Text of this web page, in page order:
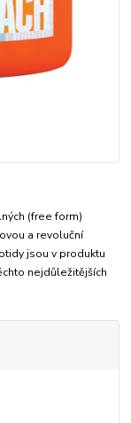
(free form)
a revoluční
jsou v produktu
nejdůležitějších